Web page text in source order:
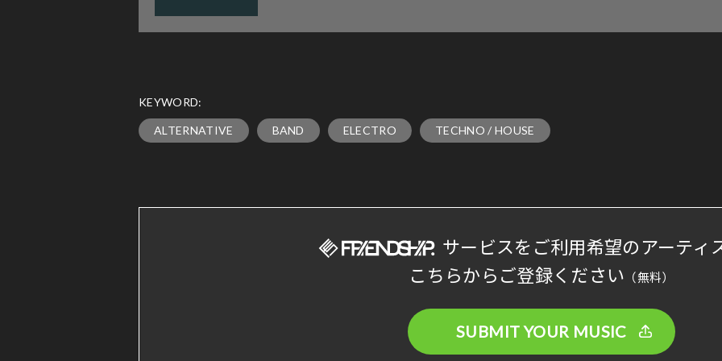
KEYWORD:
ALTERNATIVE BAND ELECTRO TECHNO / HOUSE
サービスをご利用希望のアーティ
こちらからご登録ください （無料）
SUBMIT YOUR MUSIC